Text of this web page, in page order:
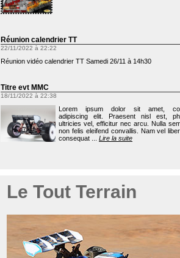
Réunion calendrier TT
22/11/2022 à 22:22
Réunion vidéo calendrier TT Samedi 26/11 à 14h30
Titre evt MMC
18/11/2022 à 22:38
Lorem ipsum dolor sit amet,
adipiscing elit. Praesent nisl est,
ultricies vel, efficitur nec arcu. Nulla
non felis eleifend convallis. Nam vel
consequat ...Lire la suite
Le Tout Terrain